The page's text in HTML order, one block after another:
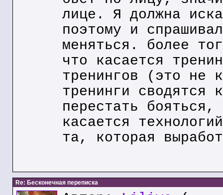
лице. Я должна
поэтому и
меняться. более
что касается
тренингов (это не
тренинги сводятся
перестать
касается
та, которая
Re: Бесконечная переписка